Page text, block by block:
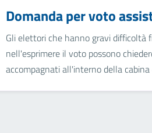
Domanda per voto
Gli elettori che hanno gravi difficoltà
nell'esprimere il voto possono
accompagnati all'interno della cabina